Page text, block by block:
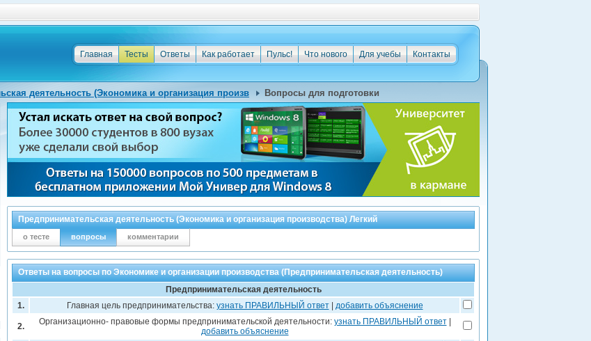
Контакты
Для учебы
Что нового
Пульс!
Как работает
Ответы
Тесты
Главная
деятельность (Экономика и организация произв Вопросы для подготовки
Предпринимательская деятельность (Экономика и организация производства) Легкий
о тесте вопросы комментарии
Ответы на вопросы по Экономике и организации производства (Предпринимательская деятельность)
Предпринимательская деятельность
1.
Главная цель предпринимательства: узнать ПРАВИЛЬНЫЙ ответ| добавить объяснение
2. Организационно- правовые формы предпринимательской деятельности: узнать ПРАВИЛЬНЫЙ ответ|
добавить объяснение